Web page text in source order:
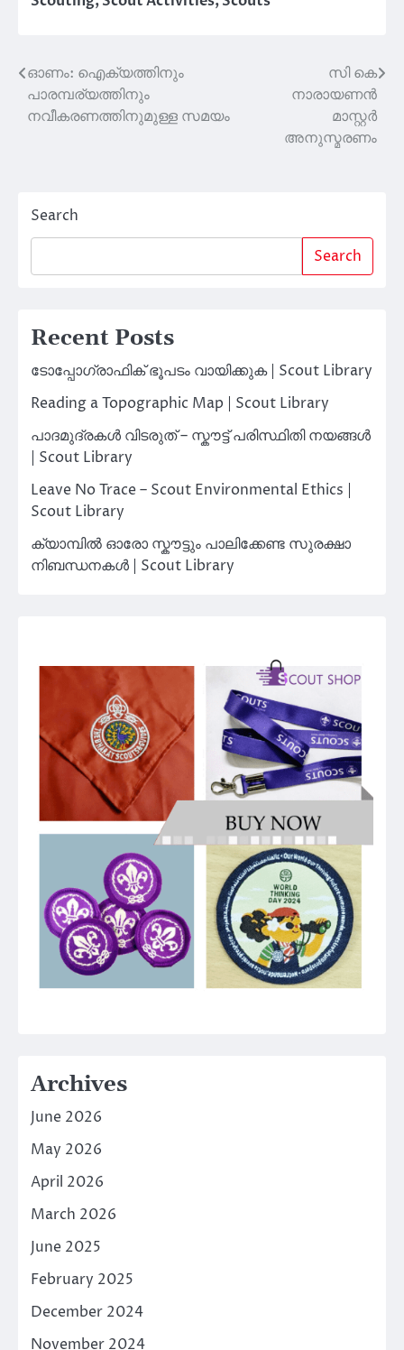
Post
navigation
ഓണം: ഐക്യത്തിനും
പാരമ്പര്യത്തിനും
നവീകരണത്തിനുമുള്ള സമയം
സി കെ
നാരായണൻ
മാസ്റ്റർ
അനുസ്മരണം
Search
Search
Recent Posts
ടോപ്പോഗ്രാഫിക് ഭൂപടം വായിക്കുക | Scout Library
Reading a Topographic Map | Scout Library
പാദമുദ്രകൾ വിടരുത് – സ്കൗട്ട് പരിസ്ഥിതി നയങ്ങൾ
| Scout Library
Leave No Trace – Scout Environmental Ethics |
Scout Library
ക്യാമ്പിൽ ഓരോ സ്കൗട്ടും പാലിക്കേണ്ട സുരക്ഷാ
നിബന്ധനകൾ | Scout Library
Archives
June 2026
May 2026
April 2026
March 2026
June 2025
February 2025
December 2024
November 2024